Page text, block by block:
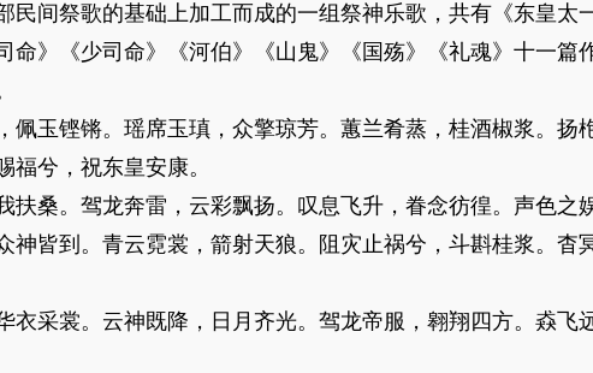
间祭歌的基础上加工而成的一组祭神乐歌，共有《东皇太
命》《少司命》《河伯》《山鬼》《国殇》《礼魂》十一篇
玉铿锵。瑶席玉瑱，众擎琼芳。蕙兰肴蒸，桂酒椒浆。扬枹
兮，祝东皇安康。
桑。驾龙奔雷，云彩飘扬。叹息飞升，眷念彷徨。声色之
神皆到。青云霓裳，箭射天狼。阻灾止祸兮，斗斟桂浆。杳
采裳。云神既降，日月齐光。驾龙帝服，翱翔四方。猋飞